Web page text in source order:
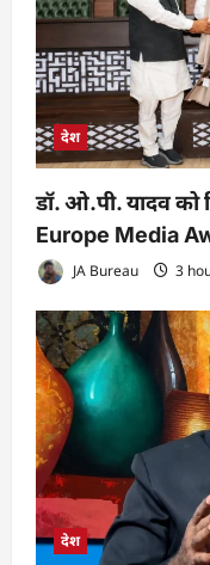
देश
डॉ. ओ.पी. यादव को
Europe Media
JA Bureau 3
देश